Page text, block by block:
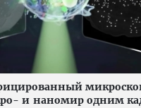
и наномир одним